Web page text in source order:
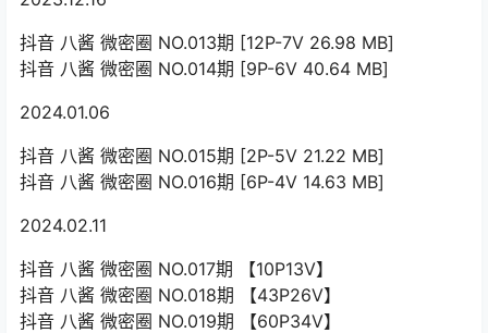
抖音 八酱 微密圈 NO.013期 [12P-7V 26.98 MB]
抖音 八酱 微密圈 NO.014期 [9P-6V 40.64 MB]
2024.01.06
抖音 八酱 微密圈 NO.015期 [2P-5V 21.22 MB]
抖音 八酱 微密圈 NO.016期 [6P-4V 14.63 MB]
2024.02.11
抖音 八酱 微密圈 NO.017期 【10P13V】
抖音 八酱 微密圈 NO.018期 【43P26V】
抖音 八酱 微密圈 NO.019期 【60P34V】